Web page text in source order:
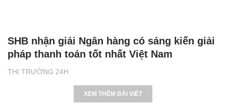
THỊ TRƯỜNG 24H
SHB nhận giải Ngân hàng có sáng kiến giải
pháp thanh toán tốt nhất Việt Nam
XEM THÊM BÀI VIẾT